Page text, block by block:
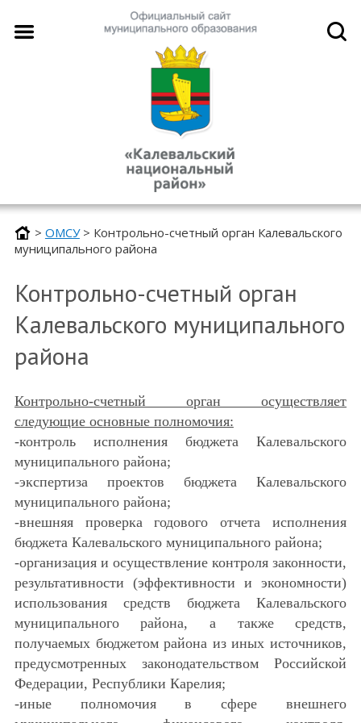
> ОМСУ > Контрольно-счетный орган Калевальского
муниципального района
Контрольно-счетный орган
Калевальского муниципального
района
Контрольно-счетный орган осуществляет
следующие основные полномочия:
-контроль исполнения бюджета Калевальского
муниципального района;
-экспертиза проектов бюджета Калевальского
муниципального района;
-внешняя проверка годового отчета исполнения
бюджета Калевальского муниципального района;
-организация и осуществление контроля законности,
результативности (эффективности и экономности)
использования средств бюджета Калевальского
муниципального района, а также средств,
получаемых бюджетом района из иных источников,
предусмотренных законодательством Российской
Федерации, Республики Карелия;
-иные полномочия в сфере внешнего